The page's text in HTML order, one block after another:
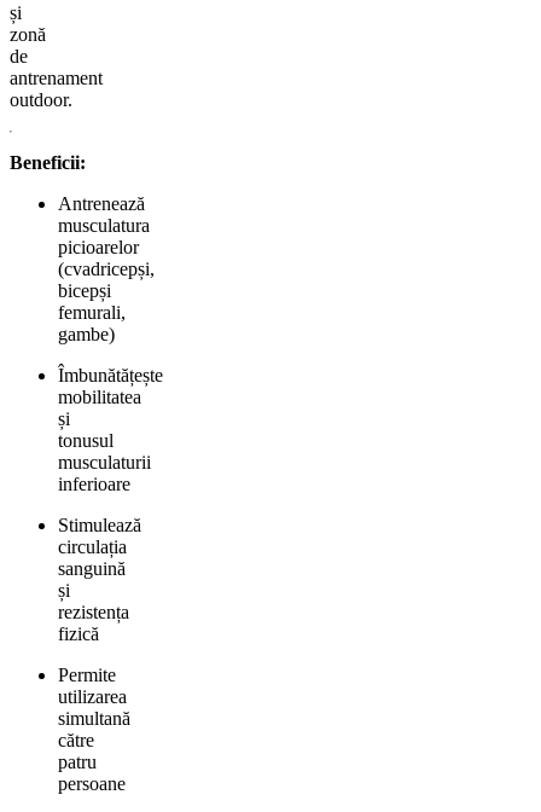
și
zonă
de
antrenament
outdoor.
Beneficii:
Antrenează
musculatura
picioarelor
(cvadricepși,
bicepși
femurali,
gambe)
Îmbunătățește
mobilitatea
și
tonusul
musculaturii
inferioare
Stimulează
circulația
sanguină
și
rezistența
fizică
Permite
utilizarea
simultană
către
patru
persoane